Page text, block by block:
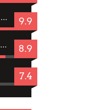
JELLYFISH HAMBURG: DAS ERFOLGREICHE SOMMER-MENÜ 2025 IN GEFÜHLEN UND BILDERN 9.9
CÉSAR FÜR JIM CARREY? WARUM DAS EINER DER NERVIGSTEN ACTORS IST UND BLEIBT 8.9
7.4